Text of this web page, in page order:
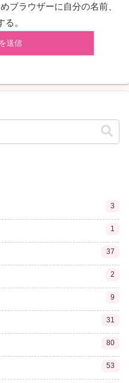
ブラウザーに自分の名前、
。
3
1
37
2
9
31
80
53